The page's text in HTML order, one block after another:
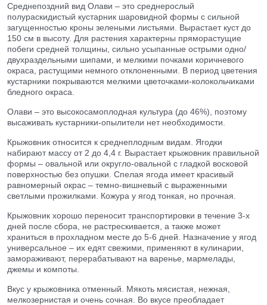
Среднепоздний вид Олави – это среднерослый
полураскидистый кустарник шаровидной формы с сильной
загущенностью кроны зелеными листьями. Вырастает куст до
150 см в высоту. Для растения характерны пряморастущие
побеги средней толщины, сильно усыпанные острыми одно/
двухраздельными шипами, и мелкими почками коричневого
окраса, растущими немного отклоненными. В период цветения
кустарники покрываются мелкими цветочками-колокольчиками
бледного окраса.
Олави – это высокосамоплодная культура (до 46%), поэтому
высаживать кустарники-опылители нет необходимости.
Крыжовник относится к среднеплодным видам. Ягодки
набирают массу от 2 до 4,4 г. Вырастает крыжовник правильной
формы – овальной или округло-овальной с гладкой восковой
поверхностью без опушки. Спелая ягода имеет красивый
равномерный окрас – темно-вишневый с выраженными
светлыми прожилками. Кожура у ягод тонкая, но прочная.
Крыжовник хорошо переносит транспортировки в течение 3-х
дней после сбора, не растрескивается, а также может
храниться в прохладном месте до 5-6 дней. Назначение у ягод
универсальное – их едят свежими, применяют в кулинарии,
замораживают, перерабатывают на варенье, мармелады,
джемы и компоты.
Вкус у крыжовника отменный. Мякоть мясистая, нежная,
мелкозернистая и очень сочная. Во вкусе преобладает